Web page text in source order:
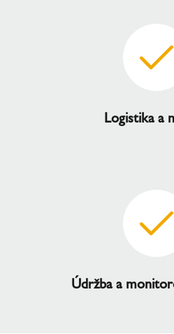
Logistika a
Údržba a